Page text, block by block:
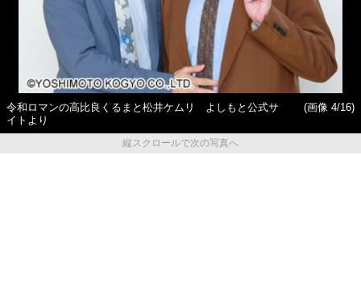
令和ロマンの高比良くるまと松井ケムリ よしもと公式サ
イトより
(画像 4/16)
縦スクロールで次の写真へ